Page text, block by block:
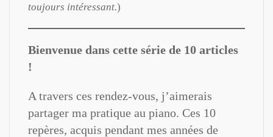
toujours intéressant.)
Bienvenue dans cette série de 10 articles
!
A travers ces rendez-vous, j’aimerais
partager ma pratique au piano. Ces 10
repères, acquis pendant mes années de